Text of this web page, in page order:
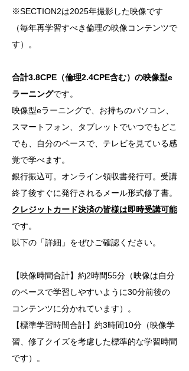
※SECTION2は2025年撮影した映像です
（毎年再学習すべき倫理の映像コンテンツで
す）。
合計3.8CPE（倫理2.4CPE含む）の映像型e
ラーニングです。
映像型eラーニングで、お持ちのパソコン、
スマートフォン、タブレットでいつでもどこ
でも、自分のペースで、テレビを見ている感
覚で学べます。
銀行振込可。オンライン領収書発行可。受講
終了後すぐに発行されるメール形式修了書。
クレジットカード決済の皆様は即時受講可能
です。
以下の「詳細」をぜひご確認ください。
【映像時間合計】約2時間55分（映像は自分
のペースで学習しやすいように30分前後の
コンテンツに分かれています）。
【標準学習時間合計】約3時間10分（映像学
習、修了クイズを考慮した標準的な学習時間
です）。